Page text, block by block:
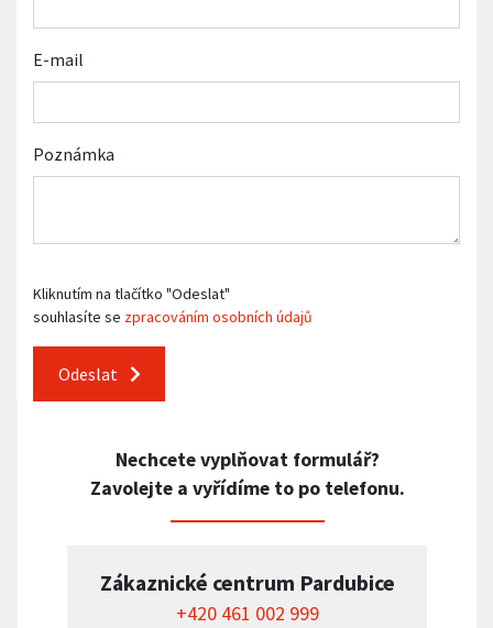
E-mail
Poznámka
Kliknutím na tlačítko "Odeslat"
souhlasíte se zpracováním osobních údajů
Odeslat
Nechcete vyplňovat formulář?
Zavolejte a vyřídíme to po telefonu.
Zákaznické centrum Pardubice
+420 461 002 999